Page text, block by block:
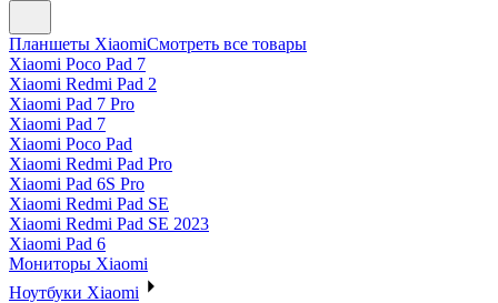
Планшеты XiaomiСмотреть все товары
Xiaomi Poco Pad 7
Xiaomi Redmi Pad 2
Xiaomi Pad 7 Pro
Xiaomi Pad 7
Xiaomi Poco Pad
Xiaomi Redmi Pad Pro
Xiaomi Pad 6S Pro
Xiaomi Redmi Pad SE
Xiaomi Redmi Pad SE 2023
Xiaomi Pad 6
Мониторы Xiaomi
Ноутбуки Xiaomi